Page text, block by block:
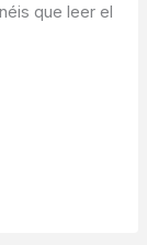
que leer el